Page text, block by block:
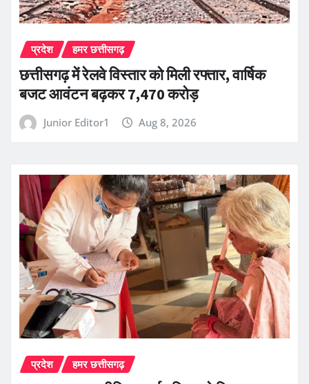
प्रदेश हमर छत्तीसगढ़
छत्तीसगढ़ में रेलवे विस्तार को मिली रफ्तार, वार्षिक
बजट आवंटन बढ़कर 7,470 करोड़
Junior Editor1 Aug 8, 2026
प्रदेश हमर छत्तीसगढ़